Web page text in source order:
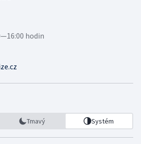
hodin
Tmavý Systém